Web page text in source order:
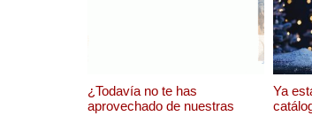
¿Todavía no te has
aprovechado de nuestras
Ya